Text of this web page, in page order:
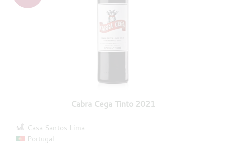
Cabra Cega Tinto 2021
Casa Santos Lima
Portugal